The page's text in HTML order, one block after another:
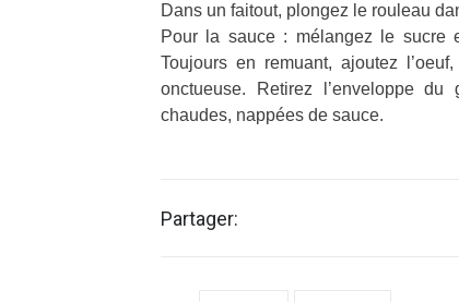
Dans un faitout, plongez le rouleau
Pour la sauce : mélangez le sucre
Toujours en remuant, ajoutez
onctueuse. Retirez l’enveloppe
chaudes, nappées de sauce.
Partager: